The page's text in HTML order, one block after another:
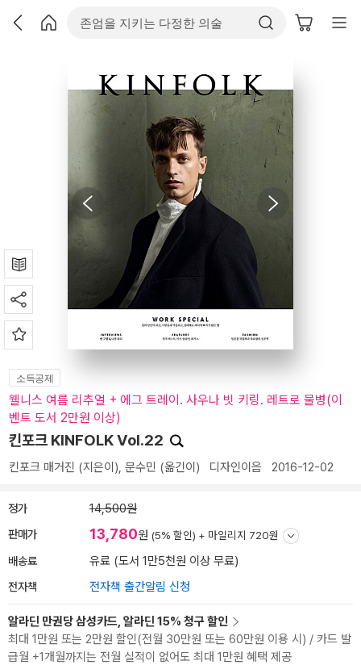
소득공제
웰니스 여름 리추얼 + 에그 트레이. 사우나 빗 키링. 레트로 물병(이
벤트 도서 2만원 이상)
킨포크 KINFOLK Vol.22
킨포크 매거진 (지은이), 문수민 (옮긴이) 디자인이음 2016-12-02
정가 14,500원
판매가 13,780원 (5% 할인) + 마일리지 720원
배송료 유료 (도서 1만5천원 이상 무료)
전자책 전자책 출간알림 신청
알라딘 만권당 삼성카드, 알라딘 15% 청구 할인
최대 1만원 또는 2만원 할인(전월 30만원 또는 60만원 이용 시) / 카드 발
급월 +1개월까지는 전월 실적이 없어도 최대 1만원 혜택 제공